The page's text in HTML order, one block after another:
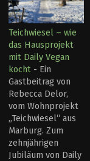
Teichwiesel – wie
das Hausprojekt
mit Daily Vegan
kocht - Ein
Gastbeitrag von
Rebecca Delor,
vom Wohnprojekt
„Teichwiesel“ aus
Marburg. Zum
zehnjährigen
Jubiläum von Daily